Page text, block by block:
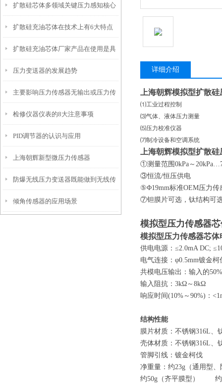
扩散硅芯体多领域关键压力感知核心
扩散硅充油芯体在技术上有6大特点
扩散硅充油芯体厂家产品在使用是具
有什么特点？
压力变送器的发展趋势
主要影响压力传感器无输出或压力传
感器输出不准的五大干扰因素
检修仪器仪表的8大注意事项
PID调节器的认识与应用
上海朝辉新型微压力传感器
防爆无线压力变送器既能做到无线传
输，又能精确监测
倾角传感器的应用场景
详细介绍
上海朝辉模拟型扩散
⑴工业过程控制
⑶气体、液体压力测
⑸压力校准仪器
⑺制冷设备和空
上海朝辉模拟型扩散
①测量范围 0kPa ～
③恒流/恒
⑤Φ19mm标准OEM压
⑦钽膜片可选
模拟型压力传感器
模拟型压力传感器芯体
供电电源： ≤2.0mA DC;
电气连接： φ0.5mm镀金柯
共模电压输出：输入的
输入阻抗： 3kΩ ～
响应时间(10% ～ 90%) ：
结构性能
膜片材质：不锈钢316L、
壳体材质：不锈钢316L、
管脚引线：镀
净重量：约23g （通用型
约50g （齐平膜型） 约